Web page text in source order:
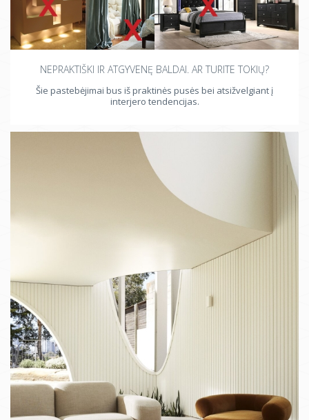
NEPRAKTIŠKI IR ATGYVENĘ BALDAI. AR TURITE TOKIŲ?
Šie pastebėjimai bus iš praktinės pusės bei atsižvelgiant į
interjero tendencijas.